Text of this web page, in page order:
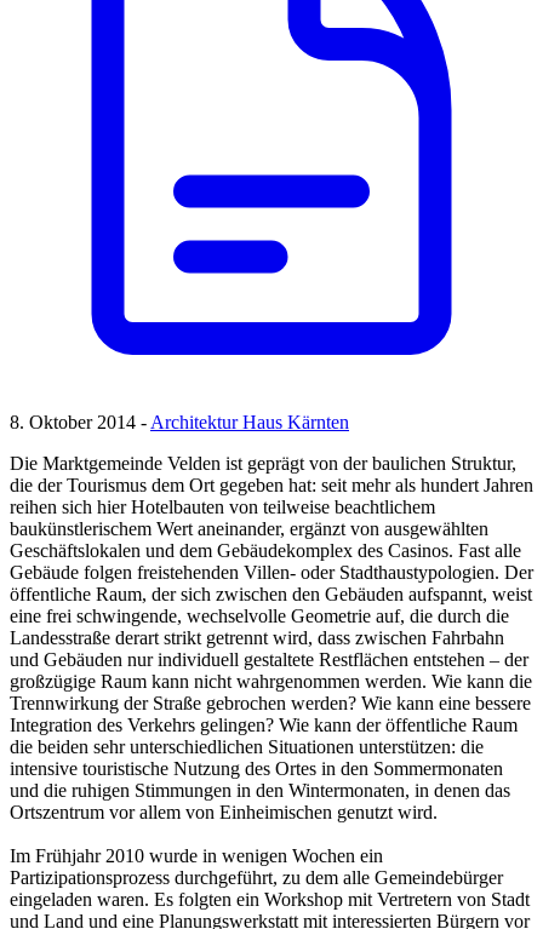
8. Oktober 2014 -Architektur Haus Kärnten
Die Marktgemeinde Velden ist geprägt von der baulichen Struktur,
die der Tourismus dem Ort gegeben hat: seit mehr als hundert Jahren
reihen sich hier Hotelbauten von teilweise beachtlichem
baukünstlerischem Wert aneinander, ergänzt von ausgewählten
Geschäftslokalen und dem Gebäudekomplex des Casinos. Fast alle
Gebäude folgen freistehenden Villen- oder Stadthaustypologien. Der
öffentliche Raum, der sich zwischen den Gebäuden aufspannt, weist
eine frei schwingende, wechselvolle Geometrie auf, die durch die
Landesstraße derart strikt getrennt wird, dass zwischen Fahrbahn
und Gebäuden nur individuell gestaltete Restflächen entstehen – der
großzügige Raum kann nicht wahrgenommen werden. Wie kann die
Trennwirkung der Straße gebrochen werden? Wie kann eine bessere
Integration des Verkehrs gelingen? Wie kann der öffentliche Raum
die beiden sehr unterschiedlichen Situationen unterstützen: die
intensive touristische Nutzung des Ortes in den Sommermonaten
und die ruhigen Stimmungen in den Wintermonaten, in denen das
Ortszentrum vor allem von Einheimischen genutzt wird.
Im Frühjahr 2010 wurde in wenigen Wochen ein
Partizipationsprozess durchgeführt, zu dem alle Gemeindebürger
eingeladen waren. Es folgten ein Workshop mit Vertretern von Stadt
und Land und eine Planungswerkstatt mit interessierten Bürgern vor